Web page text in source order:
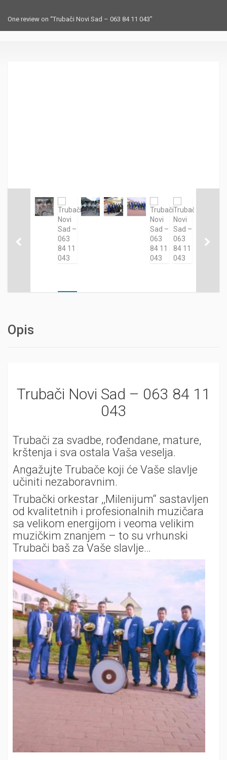
One review on “Trubači Novi Sad – 063 84 11 043”
Opis
Trubači Novi Sad – 063 84 11
043
Trubači za svadbe, rođendane, mature,
krštenja i sva ostala Vaša veselja.
Angažujte Trubače koji će Vaše slavlje
učiniti nezaboravnim.
Trubački orkestar ,,Milenijum“ sastavljen
od kvalitetnih i profesionalnih muzičara
sa velikom energijom i veoma velikim
muzičkim znanjem – to su vrhunski
Trubači baš za Vaše slavlje…